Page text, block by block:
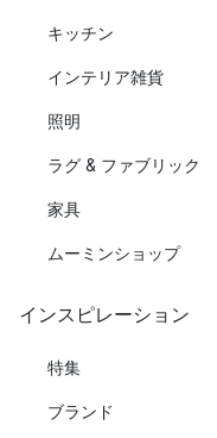
キッチン
インテリア雑貨
照明
ラグ & ファブリック
家具
ムーミンショップ
インスピレーション
特集
ブランド